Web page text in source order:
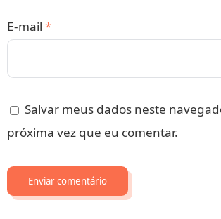
E-mail *
Salvar meus dados neste
próxima vez que eu comentar.